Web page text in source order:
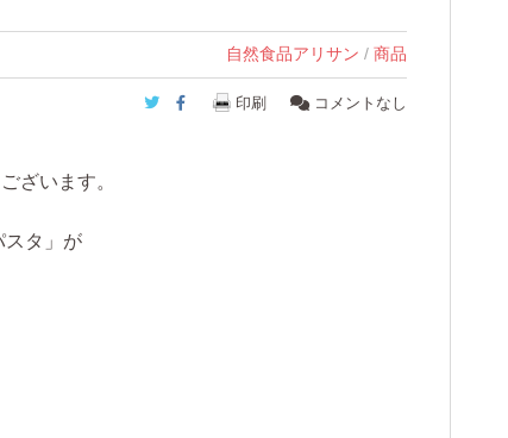
自然食品アリサン / 商品
Twitter
Facebook
印刷 コメントなし
ざいます。
スタ」が